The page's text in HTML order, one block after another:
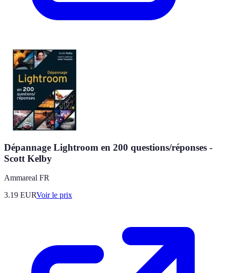
Dépannage Lightroom en 200 questions/réponses -
Scott Kelby
Ammareal FR
3.19 EURVoir le prix